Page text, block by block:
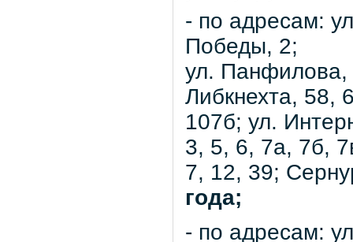
- по адресам:
Победы, 2;
ул. Панфилова,
Либкнехта, 58,
107б; ул.
3, 5, 6, 7а, 7б,
7, 12, 39;
года;
- по адресам: